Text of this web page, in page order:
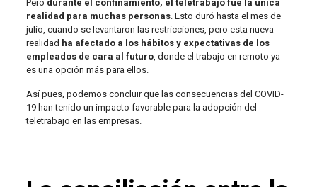
Pero durante el confinamiento, el teletrabajo fue la única
realidad para muchas personas. Esto duró hasta el mes de
julio, cuando se levantaron las restricciones, pero esta nueva
realidad ha afectado a los hábitos y expectativas de los
empleados de cara al futuro, donde el trabajo en remoto ya
es una opción más para ellos.
Así pues, podemos concluir que las consecuencias del COVID-
19 han tenido un impacto favorable para la adopción del
teletrabajo en las empresas.